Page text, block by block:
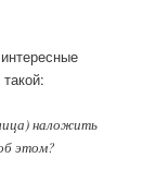
наложить
этом?